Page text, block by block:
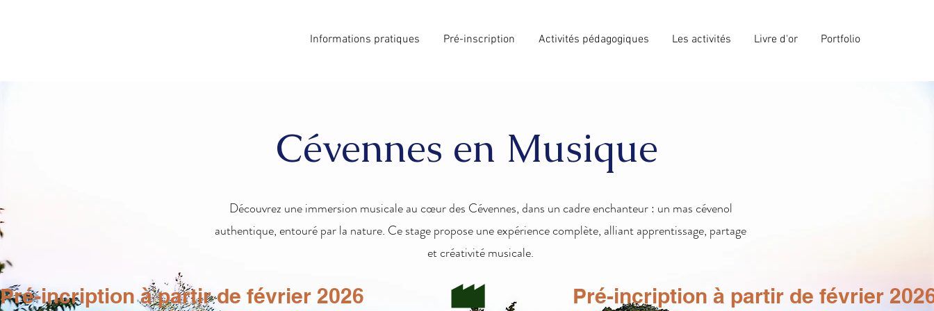
Informations pratiques Pré-inscription Activités pédagogiques Les activités Livre d'or Portfolio
Cévennes en Musique
Découvrez une immersion musicale au cœur des Cévennes, dans un cadre enchanteur : un mas cévenol
authentique, entouré par la nature. Ce stage propose une expérience complète, alliant apprentissage, partage
et créativité musicale.
Pré-incription à partir de février 2026